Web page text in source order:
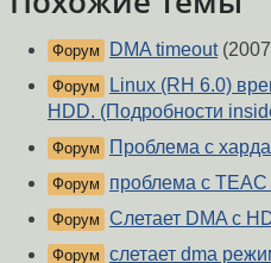
Форум DMA timeout
Форум
Linux (RH 6.0)
HDD. (Подробности
Форум Проблема с
Форум проблема с
Форум Слетает DMA с
Форум слетает dma